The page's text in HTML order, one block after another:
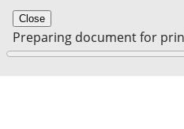
Close
Preparing document for